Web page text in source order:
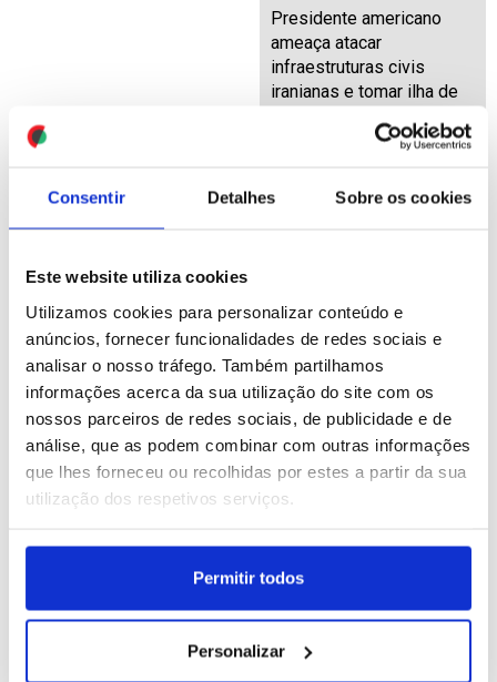
Consentir Detalhes Sobre os cookies
Este website utiliza cookies
Utilizamos cookies para personalizar conteúdo e
anúncios, fornecer funcionalidades de redes sociais e
analisar o nosso tráfego. Também partilhamos
informações acerca da sua utilização do site com os
nossos parceiros de redes sociais, de publicidade e de
análise, que as podem combinar com outras informações
que lhes forneceu ou recolhidas por estes a partir da sua
utilização dos respetivos serviços.
Permitir todos
Personalizar
Presidente americano
ameaça atacar
infraestruturas civis
iranianas e tomar ilha de
Marine Le Pen lançou
candidatura às
presidenciais francesas
proclamando inocência
ID: 47429827
Rússia: Forças russas
atingiram fábrica de
peças para mísseis e
unidade de montagem
drones
ID: 47428656